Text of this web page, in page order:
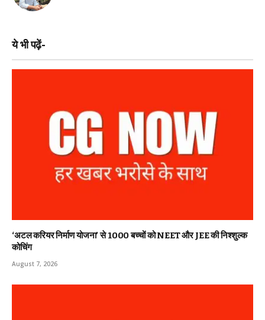
ये भी पढ़ें-
‘अटल करियर निर्माण योजना’ से 1000 बच्चों को NEET और JEE की निश्शुल्क
कोचिंग
August 7, 2026